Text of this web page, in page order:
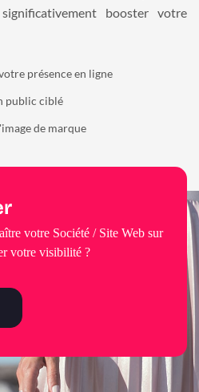
booster votre
présence en ligne
public ciblé
de marque
votre Société / Site Web sur
votre visibilité ?